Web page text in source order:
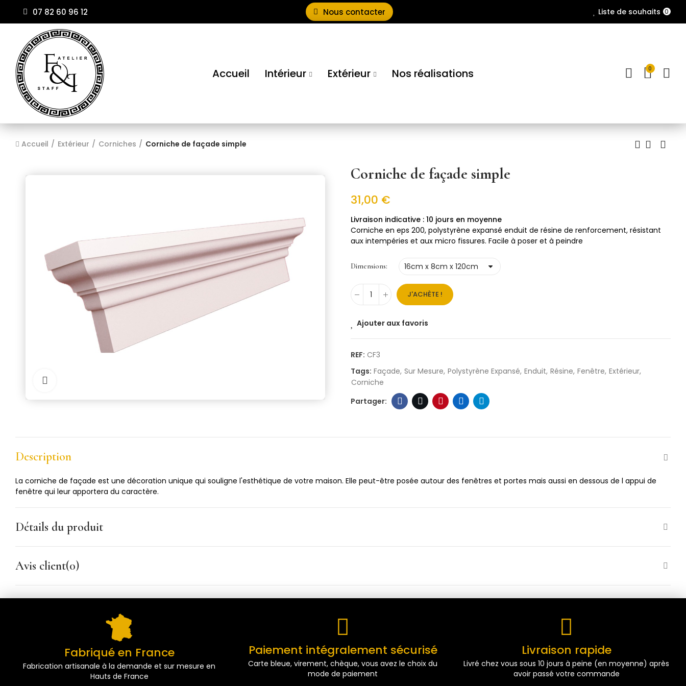
07 82 60 96 12 Nous contacter Liste de souhaits 0
Accueil Intérieur Extérieur Nos réalisations 0
Accueil Extérieur Corniches Corniche de façade simple
Corniche de façade simple
31,00 €
10 jours en moyenne
Corniche en eps 200, polystyrène expansé enduit de résine de renforcement, résistant
aux intempéries et aux micro fissures. Facile à poser et à peindre
Dimensions
J'ACHÈTE !
Ajouter aux favoris
REF: CF3
Tags: Façade Sur Mesure Polystyrène Expansé Enduit Résine Fenêtre Extérieur
Corniche
Description
La corniche de façade est une décoration unique qui souligne l'esthétique de votre maison. Elle peut-être posée autour des fenêtres et portes mais aussi en dessous de l appui de
fenêtre qui leur apportera du caractère.
Détails du produit
Avis client(0)
Fabriqué en France
Fabrication artisanale à la demande et sur mesure en
Hauts de France
Paiement intégralement sécurisé
Carte bleue, virement, chèque, vous avez le choix du
mode de paiement
Livraison rapide
Livré chez vous sous 10 jours à peine (en moyenne) après
avoir passé votre commande